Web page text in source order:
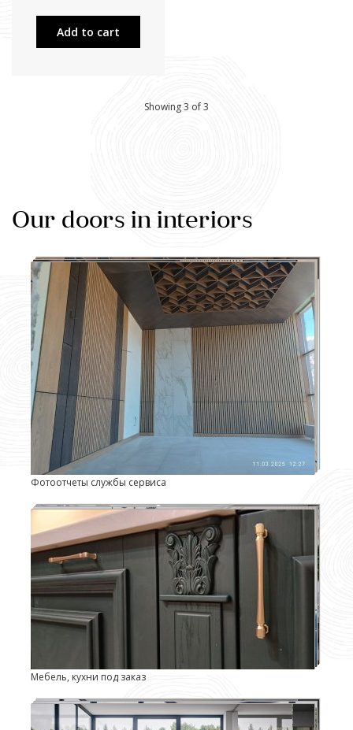
Add to cart
Showing 3 of 3
Our doors in interiors
Фотоотчеты службы сервиса
Мебель, кухни под заказ